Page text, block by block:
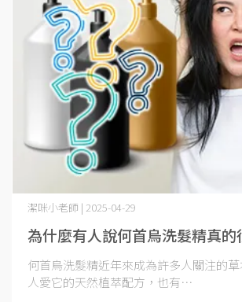
為什麼有人說何首烏洗髮精真的
潔咪小老師 | 2025-04-29
何首烏洗髮精近年來成為許多人關注的
人愛它的天然植萃配方，也有⋯